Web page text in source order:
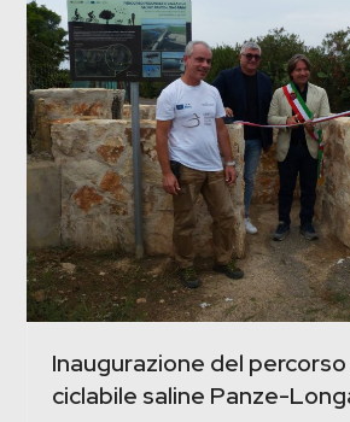
Inaugurazione del
ciclabile saline Panze-